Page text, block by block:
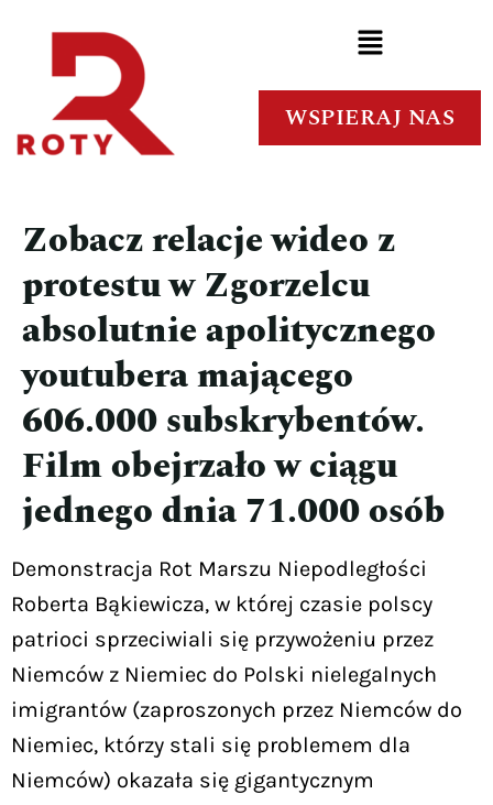
WSPIERAJ NAS
Zobacz relacje wideo z
protestu w Zgorzelcu
absolutnie apolitycznego
youtubera mającego
606.000 subskrybentów.
Film obejrzało w ciągu
jednego dnia 71.000 osób
Demonstracja Rot Marszu Niepodległości
Roberta Bąkiewicza, w której czasie polscy
patrioci sprzeciwiali się przywożeniu przez
Niemców z Niemiec do Polski nielegalnych
imigrantów (zaproszonych przez Niemców do
Niemiec, którzy stali się problemem dla
Niemców) okazała się gigantycznym